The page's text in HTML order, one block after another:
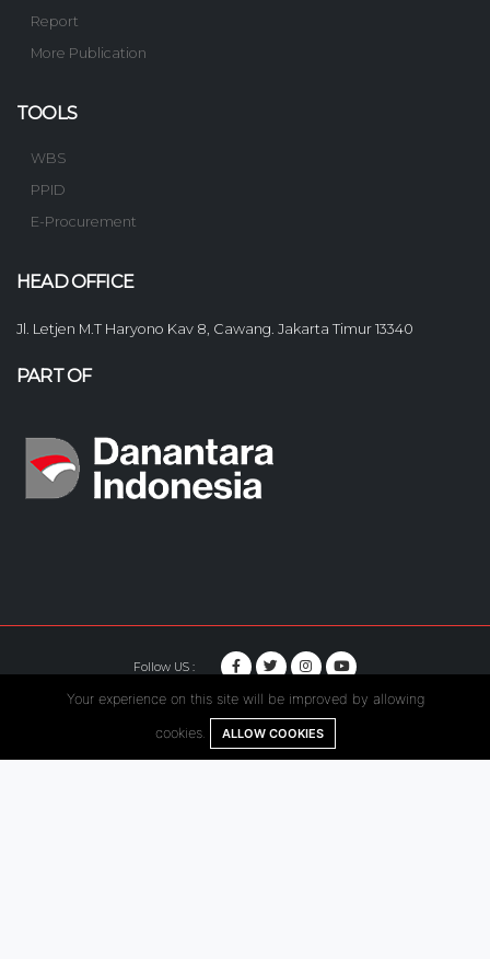
Report
More Publication
TOOLS
WBS
PPID
E-Procurement
HEAD OFFICE
Jl. Letjen M.T Haryono Kav 8, Cawang. Jakarta Timur 13340
PART OF
Follow US :
© Copyright 2020. Hutama Karya All Rights Reserved.
Your experience on this site will be improved by allowing
cookies. ALLOW COOKIES